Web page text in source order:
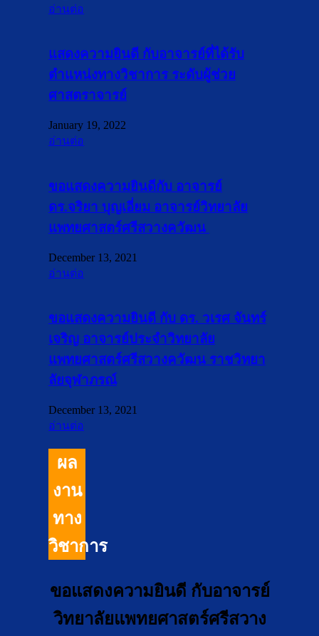
อ่านต่อ
แสดงความยินดี กับอาจารย์ที่ได้รับ
ตำแหน่งทางวิชาการ ระดับผู้ช่วย
ศาสตราจารย์
January 19, 2022
อ่านต่อ
ขอแสดงความยินดีกับ อาจารย์
ดร.จริยา บุญเอี่ยม อาจารย์วิทยาลัย
แพทยศาสตร์ศรีสวางควัฒน
December 13, 2021
อ่านต่อ
ขอแสดงความยินดี กับ ดร. วเรศ จันทร์
เจริญ อาจารย์ประจำวิทยาลัย
แพทยศาสตร์ศรีสวางควัฒน ราชวิทยา
ลัยจุฬาภรณ์
December 13, 2021
อ่านต่อ
ผล
งาน
ทาง
วิชาการ
ขอแสดงความยินดี กับอาจารย์
วิทยาลัยแพทยศาสตร์ศรีสวาง